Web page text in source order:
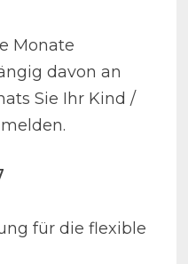
Monate
davon an
Sie Ihr Kind /
für die flexible